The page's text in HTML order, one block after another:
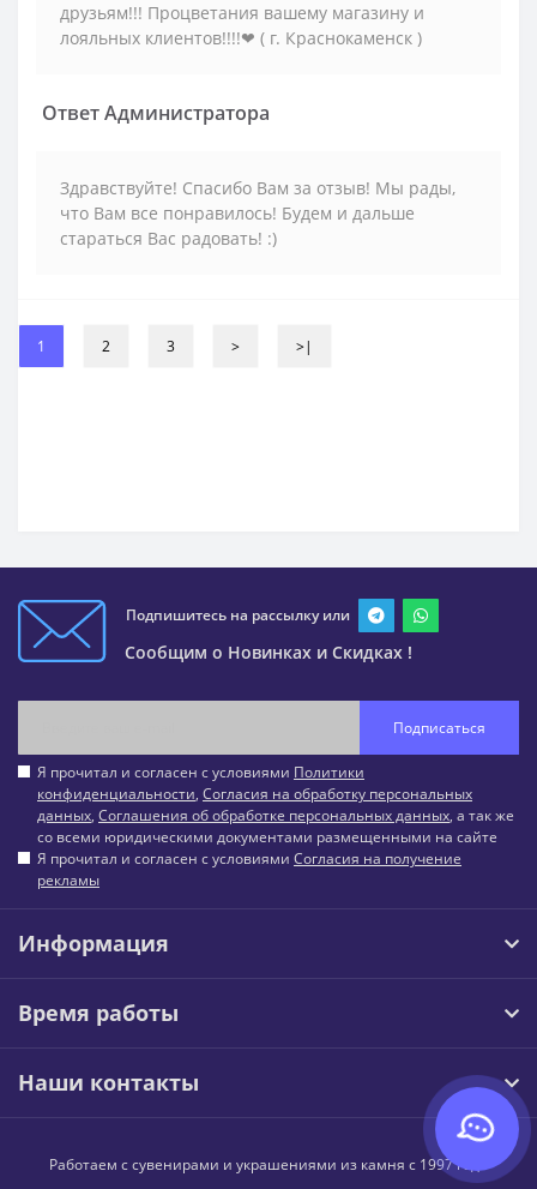
друзьям!!! Процветания вашему магазину и
лояльных клиентов!!!!❤ ( г. Краснокаменск )
Ответ Администратора
Здравствуйте! Спасибо Вам за отзыв! Мы рады,
что Вам все понравилось! Будем и дальше
стараться Вас радовать! :)
1 2 3 > >|
Подпишитесь на рассылку или
Сообщим о Новинках и Скидках !
Подписаться
Я прочитал и согласен с условиями Политики
конфиденциальности, Согласия на обработку персональных
данных, Соглашения об обработке персональных данных, а так же
со всеми юридическими документами размещенными на сайте
Я прочитал и согласен с условиями Согласия на получение
рекламы
Информация
Время работы
Наши контакты
Работаем с сувенирами и украшениями из камня с 1997 года